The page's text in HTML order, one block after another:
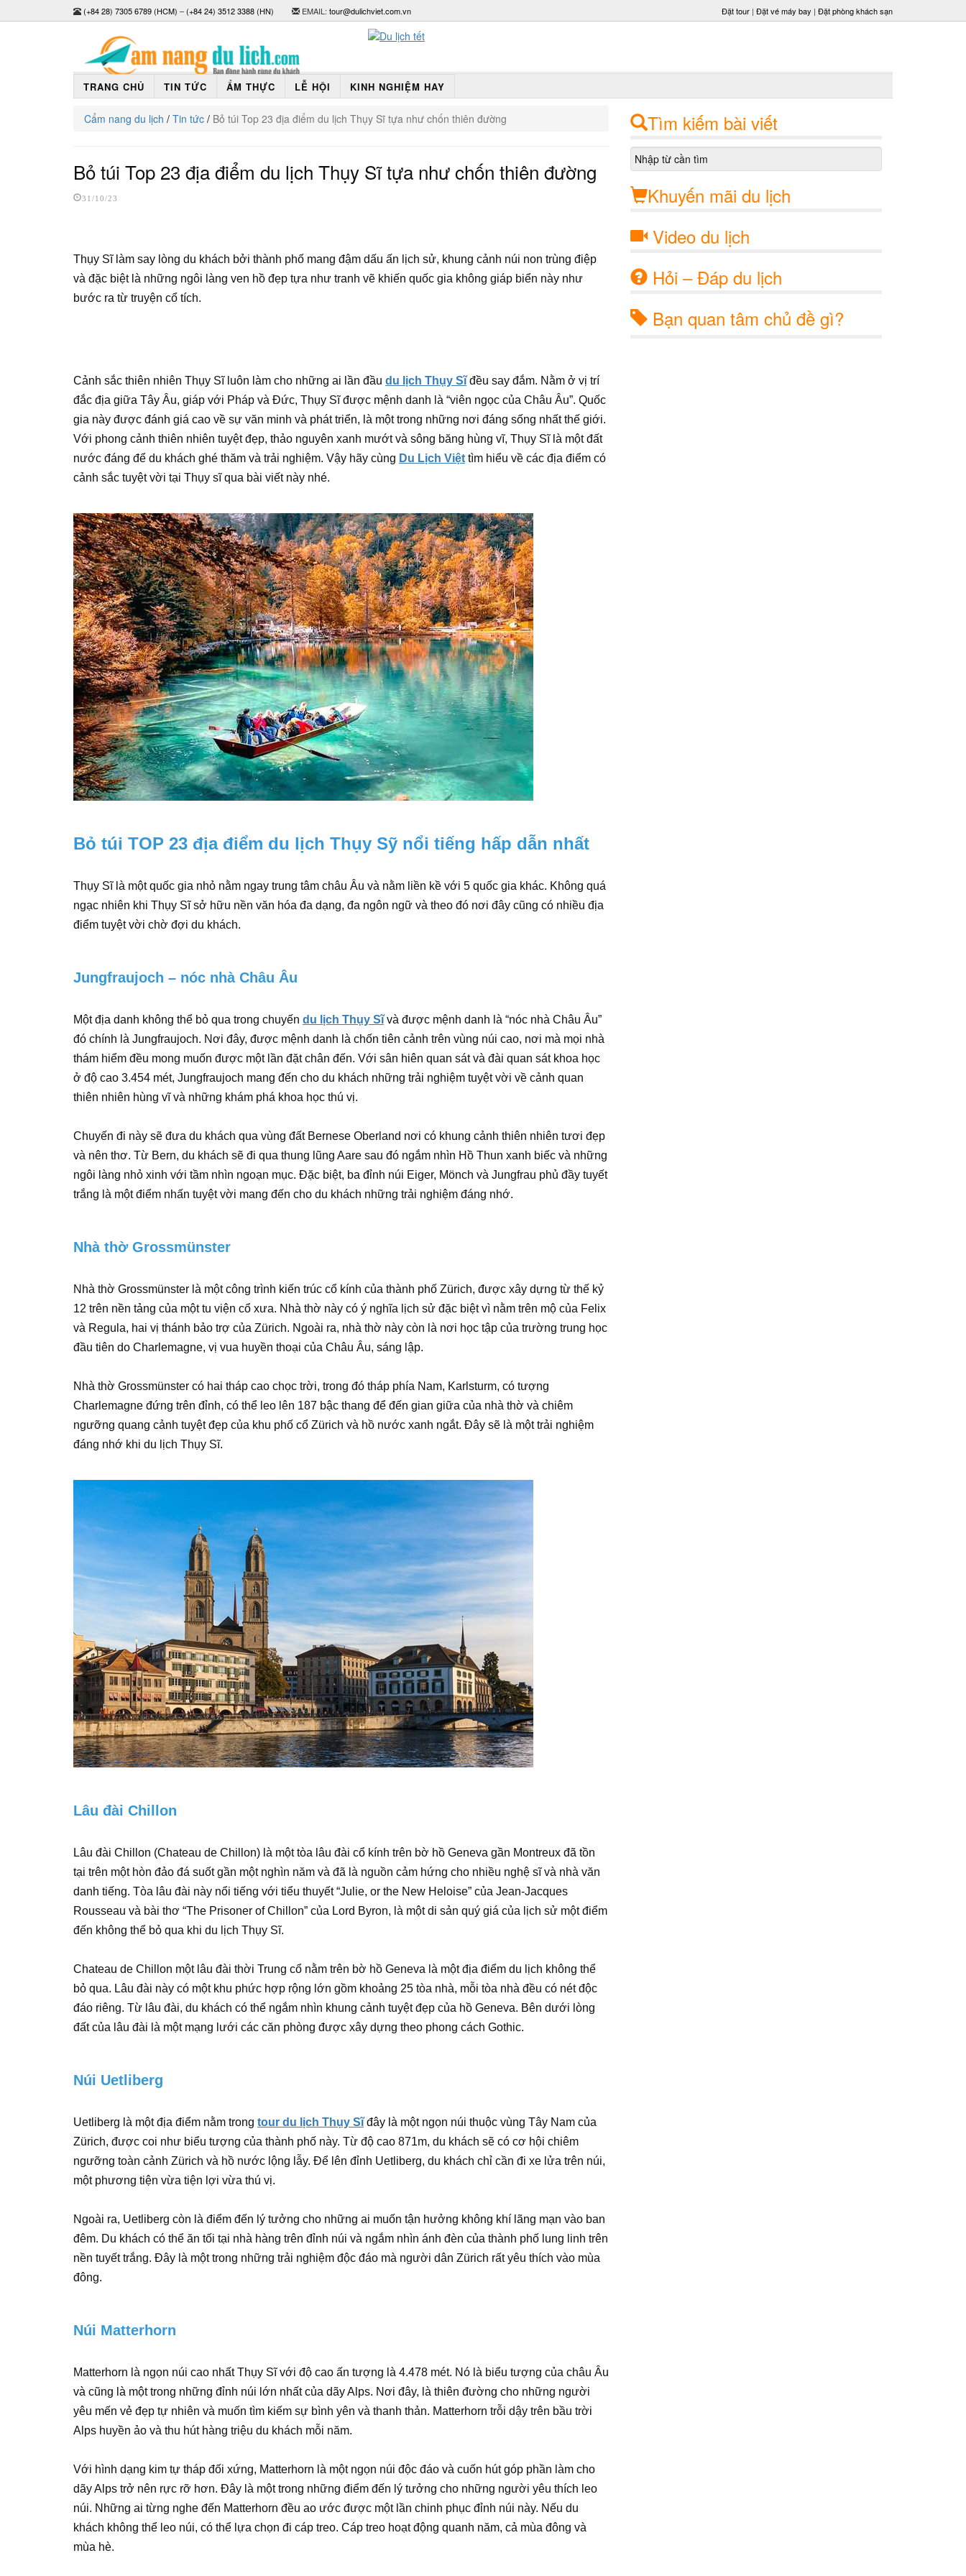
(+84 28) 7305 6789 (HCM) –(+84 24) 3512 3388 (HN) EMAIL: tour@dulichviet.com.vn Đặt tour | Đặt vé máy bay | Đặt phòng khách sạn
TRANG CHỦ TIN TỨC ẨM THỰC LỄ HỘI KINH NGHIỆM HAY
Cẩm nang du lịch / Tin tức / Bỏ túi Top 23 địa điểm du lịch Thụy Sĩ tựa như chốn thiên đường
Bỏ túi Top 23 địa điểm du lịch Thụy Sĩ tựa như chốn thiên đường
31/10/23
Thụy Sĩ làm say lòng du khách bởi thành phố mang đậm dấu ấn lịch sử, khung cảnh núi non trùng điệp
và đặc biệt là những ngôi làng ven hồ đẹp tựa như tranh vẽ khiến quốc gia không giáp biển này như
bước ra từ truyện cổ tích.
Cảnh sắc thiên nhiên Thụy Sĩ luôn làm cho những ai lần đầu du lịch Thụy Sĩđều say đắm. Nằm ở vị trí
đắc địa giữa Tây Âu, giáp với Pháp và Đức, Thụy Sĩ được mệnh danh là “viên ngọc của Châu Âu”. Quốc
gia này được đánh giá cao về sự văn minh và phát triển, là một trong những nơi đáng sống nhất thế giới.
Với phong cảnh thiên nhiên tuyệt đẹp, thảo nguyên xanh mướt và sông băng hùng vĩ, Thụy Sĩ là một đất
nước đáng để du khách ghé thăm và trải nghiệm. Vậy hãy cùng Du Lịch Việt tìm hiểu về các địa điểm có
cảnh sắc tuyệt vời tại Thụy sĩ qua bài viết này nhé.
Bỏ túi TOP 23 địa điểm du lịch Thụy Sỹ nổi tiếng hấp dẫn nhất
Thụy Sĩ là một quốc gia nhỏ nằm ngay trung tâm châu Âu và nằm liền kề với 5 quốc gia khác. Không quá
ngạc nhiên khi Thụy Sĩ sở hữu nền văn hóa đa dạng, đa ngôn ngữ và theo đó nơi đây cũng có nhiều địa
điểm tuyệt vời chờ đợi du khách.
Jungfraujoch – nóc nhà Châu Âu
Một địa danh không thể bỏ qua trong chuyến du lịch Thụy Sĩvà được mệnh danh là “nóc nhà Châu Âu”
đó chính là Jungfraujoch. Nơi đây, được mệnh danh là chốn tiên cảnh trên vùng núi cao, nơi mà mọi nhà
thám hiểm đều mong muốn được một lần đặt chân đến. Với sân hiên quan sát và đài quan sát khoa học
ở độ cao 3.454 mét, Jungfraujoch mang đến cho du khách những trải nghiệm tuyệt vời về cảnh quan
thiên nhiên hùng vĩ và những khám phá khoa học thú vị.
Chuyến đi này sẽ đưa du khách qua vùng đất Bernese Oberland nơi có khung cảnh thiên nhiên tươi đẹp
và nên thơ. Từ Bern, du khách sẽ đi qua thung lũng Aare sau đó ngắm nhìn Hồ Thun xanh biếc và những
ngôi làng nhỏ xinh với tầm nhìn ngoạn mục. Đặc biệt, ba đỉnh núi Eiger, Mönch và Jungfrau phủ đầy tuyết
trắng là một điểm nhấn tuyệt vời mang đến cho du khách những trải nghiệm đáng nhớ.
Nhà thờ Grossmünster
Nhà thờ Grossmünster là một công trình kiến trúc cổ kính của thành phố Zürich, được xây dựng từ thế kỷ
12 trên nền tảng của một tu viện cổ xưa. Nhà thờ này có ý nghĩa lịch sử đặc biệt vì nằm trên mộ của Felix
và Regula, hai vị thánh bảo trợ của Zürich. Ngoài ra, nhà thờ này còn là nơi học tập của trường trung học
đầu tiên do Charlemagne, vị vua huyền thoại của Châu Âu, sáng lập.
Nhà thờ Grossmünster có hai tháp cao chọc trời, trong đó tháp phía Nam, Karlsturm, có tượng
Charlemagne đứng trên đỉnh, có thể leo lên 187 bậc thang để đến gian giữa của nhà thờ và chiêm
ngưỡng quang cảnh tuyệt đẹp của khu phố cổ Zürich và hồ nước xanh ngắt. Đây sẽ là một trải nghiệm
đáng nhớ khi du lịch Thụy Sĩ.
Lâu đài Chillon
Lâu đài Chillon (Chateau de Chillon) là một tòa lâu đài cổ kính trên bờ hồ Geneva gần Montreux đã tồn
tại trên một hòn đảo đá suốt gần một nghìn năm và đã là nguồn cảm hứng cho nhiều nghệ sĩ và nhà văn
danh tiếng. Tòa lâu đài này nổi tiếng với tiểu thuyết “Julie, or the New Heloise” của Jean-Jacques
Rousseau và bài thơ “The Prisoner of Chillon” của Lord Byron, là một di sản quý giá của lịch sử một điểm
đến không thể bỏ qua khi du lịch Thụy Sĩ.
Chateau de Chillon một lâu đài thời Trung cổ nằm trên bờ hồ Geneva là một địa điểm du lịch không thể
bỏ qua. Lâu đài này có một khu phức hợp rộng lớn gồm khoảng 25 tòa nhà, mỗi tòa nhà đều có nét độc
đáo riêng. Từ lâu đài, du khách có thể ngắm nhìn khung cảnh tuyệt đẹp của hồ Geneva. Bên dưới lòng
đất của lâu đài là một mạng lưới các căn phòng được xây dựng theo phong cách Gothic.
Núi Uetliberg
Uetliberg là một địa điểm nằm trong tour du lịch Thụy Sĩđây là một ngọn núi thuộc vùng Tây Nam của
Zürich, được coi như biểu tượng của thành phố này. Từ độ cao 871m, du khách sẽ có cơ hội chiêm
ngưỡng toàn cảnh Zürich và hồ nước lộng lẫy. Để lên đỉnh Uetliberg, du khách chỉ cần đi xe lửa trên núi,
một phương tiện vừa tiện lợi vừa thú vị.
Ngoài ra, Uetliberg còn là điểm đến lý tưởng cho những ai muốn tận hưởng không khí lãng mạn vào ban
đêm. Du khách có thể ăn tối tại nhà hàng trên đỉnh núi và ngắm nhìn ánh đèn của thành phố lung linh trên
nền tuyết trắng. Đây là một trong những trải nghiệm độc đáo mà người dân Zürich rất yêu thích vào mùa
đông.
Núi Matterhorn
Matterhorn là ngọn núi cao nhất Thụy Sĩ với độ cao ấn tượng là 4.478 mét. Nó là biểu tượng của châu Âu
và cũng là một trong những đỉnh núi lớn nhất của dãy Alps. Nơi đây, là thiên đường cho những người
yêu mến vẻ đẹp tự nhiên và muốn tìm kiếm sự bình yên và thanh thản. Matterhorn trỗi dậy trên bầu trời
Alps huyền ảo và thu hút hàng triệu du khách mỗi năm.
Với hình dạng kim tự tháp đối xứng, Matterhorn là một ngọn núi độc đáo và cuốn hút góp phần làm cho
dãy Alps trở nên rực rỡ hơn. Đây là một trong những điểm đến lý tưởng cho những người yêu thích leo
núi. Những ai từng nghe đến Matterhorn đều ao ước được một lần chinh phục đỉnh núi này. Nếu du
khách không thể leo núi, có thể lựa chọn đi cáp treo. Cáp treo hoạt động quanh năm, cả mùa đông và
mùa hè.
Tìm kiếm bài viết
Khuyến mãi du lịch
Video du lịch
Hỏi – Đáp du lịch
Bạn quan tâm chủ đề gì?